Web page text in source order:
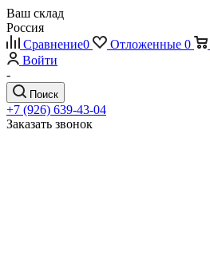
Ваш склад
Россия
Сравнение0 Отложенные 0
Войти
-
Поиск
+7 (926) 639-43-04
Заказать звонок